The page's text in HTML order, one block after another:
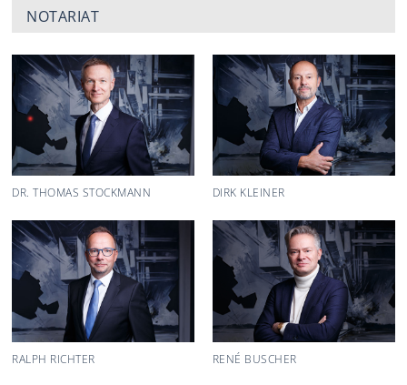
NOTARIAT
DR. THOMAS STOCKMANN DIRK KLEINER
RALPH RICHTER RENÉ BUSCHER